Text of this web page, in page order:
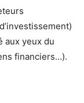
aux yeux du
financiers…).